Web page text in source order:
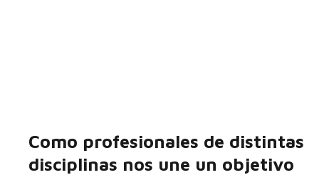
Como profesionales de distintas
disciplinas nos une un objetivo